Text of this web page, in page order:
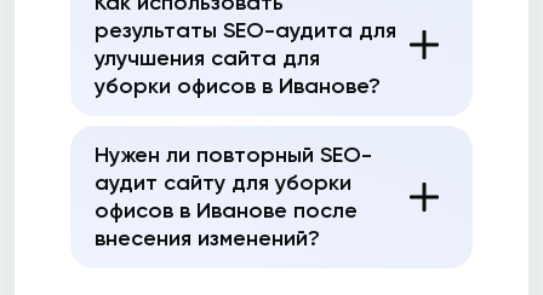
результаты SEO-аудита для
улучшения сайта для
уборки офисов в Иванове?
Нужен ли повторный SEO-
аудит сайту для уборки
офисов в Иванове после
внесения изменений?